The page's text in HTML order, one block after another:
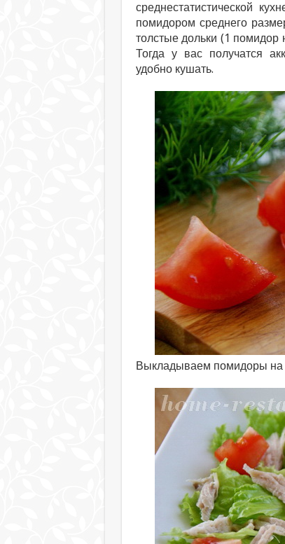
среднестатистической
помидором среднего
толстые дольки (1 помидор
Тогда у вас получатся
удобно кушать.
Выкладываем помидоры на